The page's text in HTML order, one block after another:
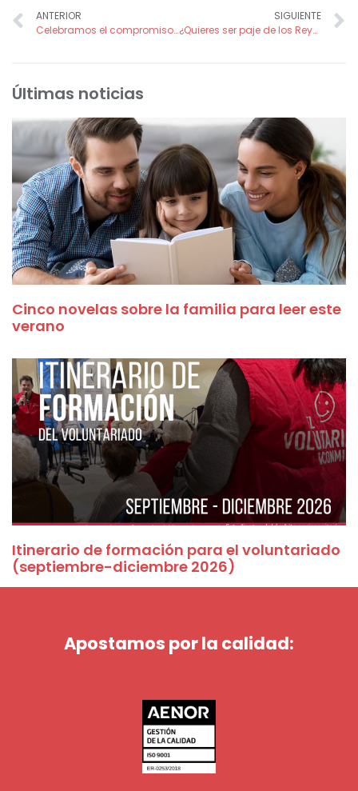
ANTERIOR
Celebramos el compromiso y la solidaridad en el VIII Encuentro de Voluntarios y Amigos de FADE
SIGUIENTE
¿Quieres ser paje de los Reyes Magos?
Últimas noticias
Cinco novelas sobre la familia para leer este
verano
Itinerario de formación para el voluntariado
(septiembre-diciembre 2026)
Apostamos por la calidad: